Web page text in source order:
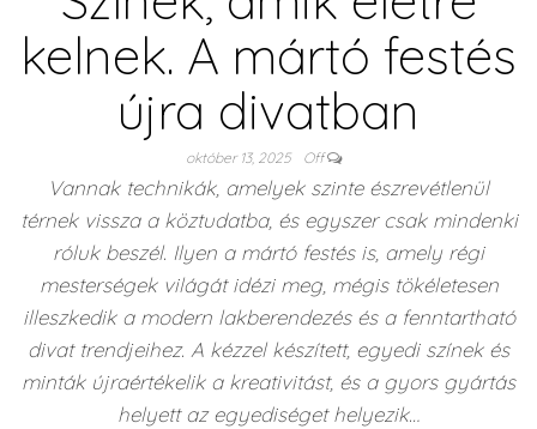
kelnek. A mártó festés
újra divatban
október 13, 2025 Off
Vannak technikák, amelyek szinte észrevétlenül
térnek vissza a köztudatba, és egyszer csak mindenki
róluk beszél. Ilyen a mártó festés is, amely régi
mesterségek világát idézi meg, mégis tökéletesen
illeszkedik a modern lakberendezés és a fenntartható
divat trendjeihez. A kézzel készített, egyedi színek és
minták újraértékelik a kreativitást, és a gyors gyártás
helyett az egyediséget helyezik…